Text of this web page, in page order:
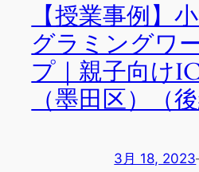
【授業事例】
グラミングワ
プ｜親子向け
（墨田区）（
3月 18, 2023